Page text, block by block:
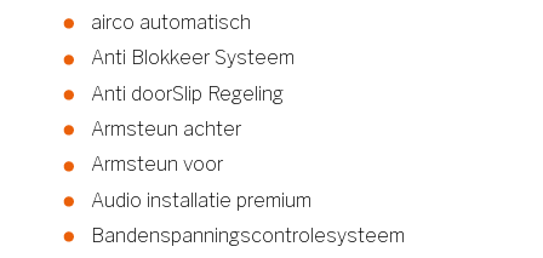
airco automatisch
Anti Blokkeer Systeem
Anti doorSlip Regeling
Armsteun achter
Armsteun voor
Audio installatie premium
Bandenspanningscontrolesysteem